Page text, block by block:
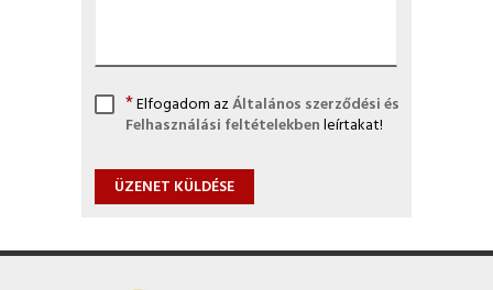
Elfogadom azÁltalános szerződési és
Felhasználási feltételekbenleírtakat!
ÜZENET KÜLDÉSE